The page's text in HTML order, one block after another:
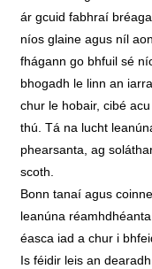
ár gcuid fabhraí
níos glaine agus níl
fhágann go bhfuil sé
bhogadh le linn an
chur le hobair, cibé
thú. Tá na lucht
phearsanta, ag
scoth.
Bonn tanaí agus
leanúna
éasca iad a chur i
Is féidir leis an